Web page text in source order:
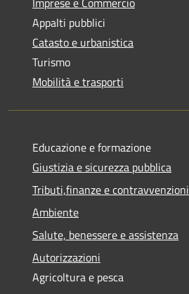
Appalti pubblici
Catasto e urbanistica
Turismo
Mobilità e trasporti
Educazione e formazione
Giustizia e sicurezza pubblica
Tributi,finanze e contravvenzioni
Ambiente
Salute, benessere e assistenza
Autorizzazioni
Agricoltura e pesca